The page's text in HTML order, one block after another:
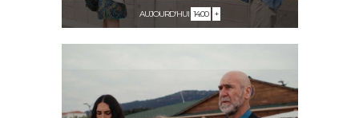
AUJOURD'HUI 14:00 +